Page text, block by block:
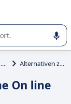
Auswahl
Paghe On line Alternativen zu Paghe On line
On line